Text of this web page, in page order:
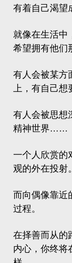
有着自己渴望
就像在生活中
希望拥有他们
有人会被某方
上，有自己想
有人会被思想
精神世界……
一个人欣赏的
观的外在投射。
而向偶像靠近
过程。
在择善而从的
内心，你终将